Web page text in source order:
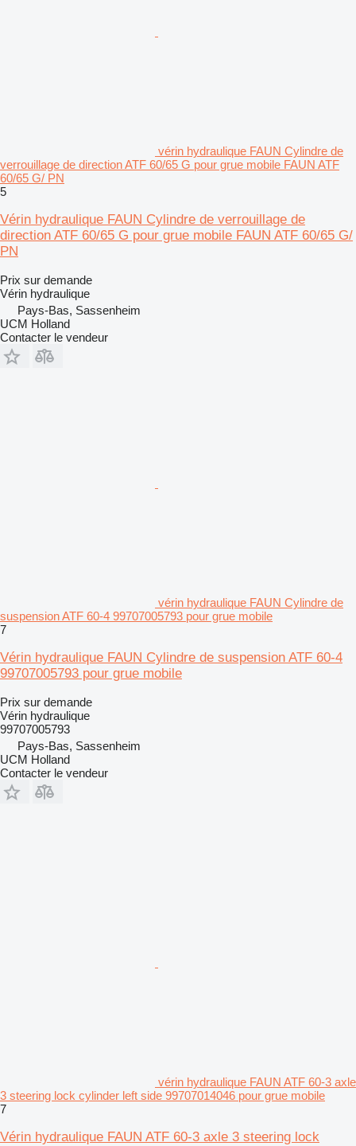
vérin hydraulique FAUN Cylindre de
verrouillage de direction ATF 60/65 G pour grue mobile FAUN ATF
60/65 G/ PN
5
Vérin hydraulique FAUN Cylindre de verrouillage de
direction ATF 60/65 G pour grue mobile FAUN ATF 60/65 G/
PN
Prix sur demande
Vérin hydraulique
Pays-Bas, Sassenheim
UCM Holland
Contacter le vendeur
vérin hydraulique FAUN Cylindre de
suspension ATF 60-4 99707005793 pour grue mobile
7
Vérin hydraulique FAUN Cylindre de suspension ATF 60-4
99707005793 pour grue mobile
Prix sur demande
Vérin hydraulique
99707005793
Pays-Bas, Sassenheim
UCM Holland
Contacter le vendeur
vérin hydraulique FAUN ATF 60-3 axle
3 steering lock cylinder left side 99707014046 pour grue mobile
7
Vérin hydraulique FAUN ATF 60-3 axle 3 steering lock